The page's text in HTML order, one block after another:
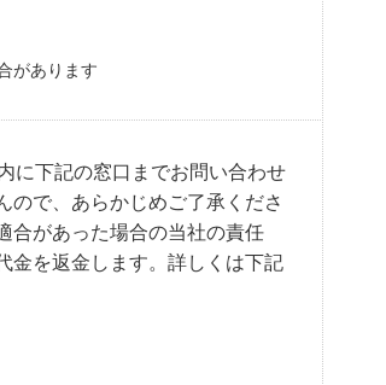
があります
に下記の窓口までお問い合わせ
ので、あらかじめご了承くださ
合があった場合の当社の責任
金を返金します。詳しくは下記